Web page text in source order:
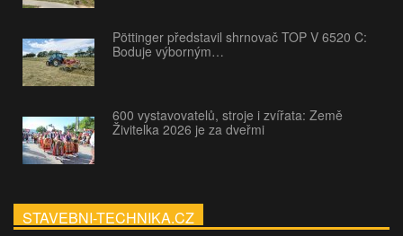
Pöttinger představil shrnovač TOP V 6520 C:
Boduje výborným…
600 vystavovatelů, stroje i zvířata: Země
Živitelka 2026 je za dveřmi
STAVEBNI-TECHNIKA.CZ